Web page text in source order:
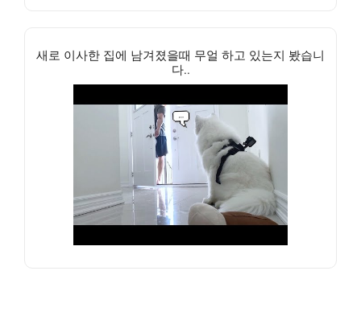
새로 이사한 집에 남겨졌을때 무얼 하고 있는지 봤습니
다..